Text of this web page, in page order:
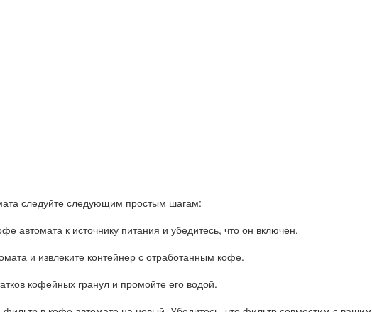
следуйте следующим простым шагам:
автомата к источнику питания и убедитесь, что он включен.
и извлеките контейнер с отработанным кофе.
кофейных гранул и промойте его водой.